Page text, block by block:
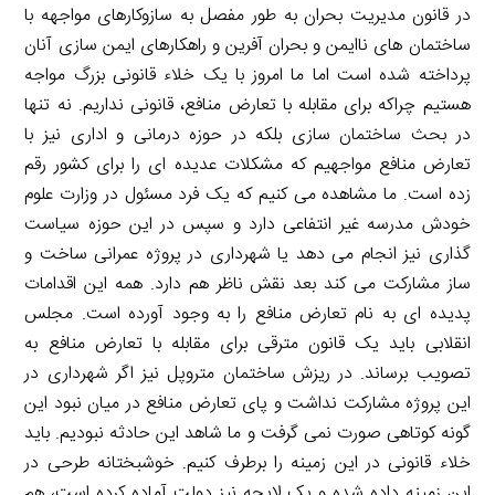
در قانون مدیریت بحران به طور مفصل به سازوکارهای مواجهه با
ساختمان های ناایمن و بحران آفرین و راهکارهای ایمن سازی آنان
پرداخته شده است اما ما امروز با یک خلاء قانونی بزرگ مواجه
هستیم چراکه برای مقابله با تعارض منافع، قانونی نداریم. نه تنها
در بحث ساختمان سازی بلکه در حوزه درمانی و اداری نیز با
تعارض منافع مواجهیم که مشکلات عدیده ای را برای کشور رقم
زده است. ما مشاهده می کنیم که یک فرد مسئول در وزارت علوم
خودش مدرسه غیر انتفاعی دارد و سپس در این حوزه سیاست
گذاری نیز انجام می دهد یا شهرداری در پروژه عمرانی ساخت و
ساز مشارکت می کند بعد نقش ناظر هم دارد. همه این اقدامات
پدیده ای به نام تعارض منافع را به وجود آورده است. مجلس
انقلابی باید یک قانون مترقی برای مقابله با تعارض منافع به
تصویب برساند. در ریزش ساختمان متروپل نیز اگر شهرداری در
این پروژه مشارکت نداشت و پای تعارض منافع در میان نبود این
گونه کوتاهی صورت نمی گرفت و ما شاهد این حادثه نبودیم. باید
خلاء قانونی در این زمینه را برطرف کنیم. خوشبختانه طرحی در